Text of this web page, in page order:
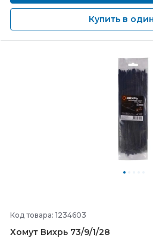
Купить в
Код товара: 1234603
Хомут Вихрь 73/9/1/28